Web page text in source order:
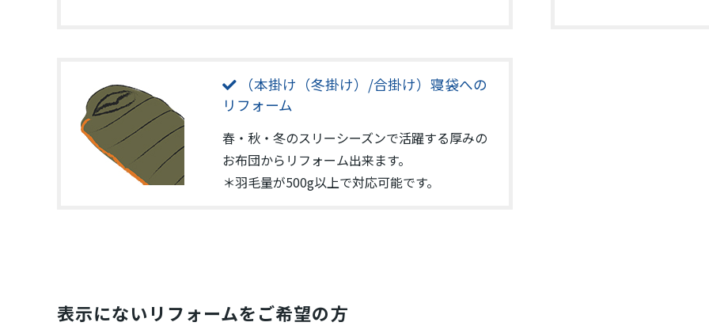
（本掛け（冬掛け）/合掛け）寝袋への
リフォーム
春・秋・冬のスリーシーズンで活躍する厚みの
お布団からリフォーム出来ます。
＊羽毛量が500g以上で対応可能です。
表示にないリフォームをご希望の方